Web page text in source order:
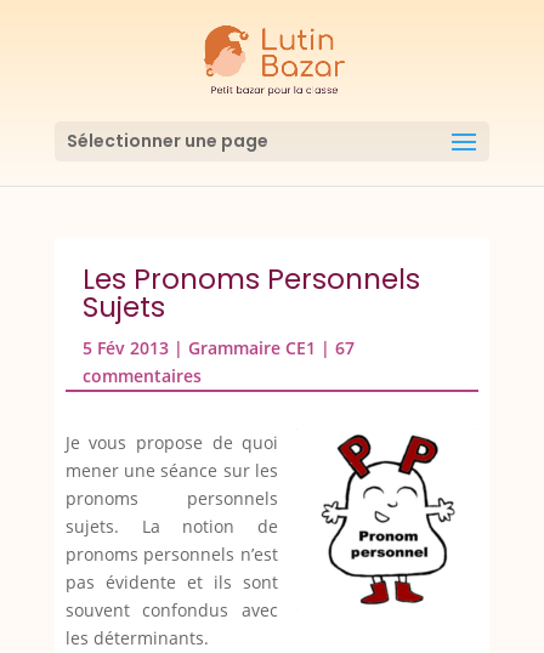
Sélectionner une page
Les Pronoms Personnels
Sujets
5 Fév 2013| Grammaire CE1 | 67
commentaires
Je vous propose de quoi
mener une séance sur les
pronoms personnels
sujets. La notion de
pronoms personnels n’est
pas évidente et ils sont
souvent confondus avec
les déterminants.